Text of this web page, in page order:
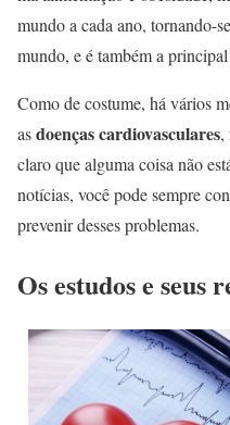
mundo a cada ano, tornando-
mundo, e é também a
Como de costume, há vários
asdoenças cardiovasculares,
claro que alguma coisa não
notícias, você pode sempre
prevenir desses problemas.
Os estudos e seus